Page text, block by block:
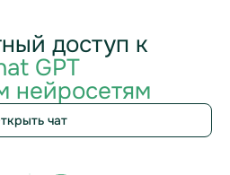
доступ к
GPT
нейросетям
чат